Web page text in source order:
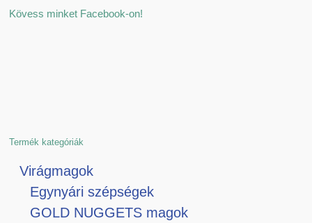
Kövess minket Facebook-on!
Termék kategóriák
Virágmagok
Egynyári szépségek
GOLD NUGGETS magok